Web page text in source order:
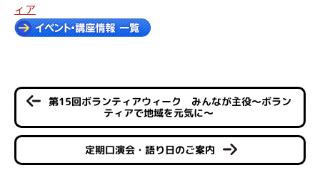
ィア
第15回ボランティアウィーク みんなが主役～ボラン
ティアで地域を元気に～
定期口演会・語り日のご案内